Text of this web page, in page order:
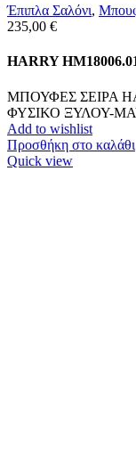
Έπιπλα Σαλόνι,
235,00 €
HARRY
ΜΠΟΥΦΕΣ ΣΕΙΡΑ
ΦΥΣΙΚΟ ΞΥΛΟΥ-
Add to wishlist
Προσθήκη στο καλάθι
Quick view